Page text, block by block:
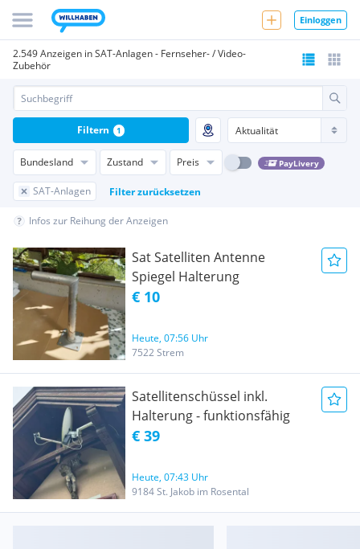
Einloggen
2.549 Anzeigen in SAT-Anlagen - Fernseher- / Video-
Zubehör
Bundesland Zustand Preis PayLivery
SAT-Anlagen Filter zurücksetzen
Filtern 1
Infos zur Reihung der Anzeigen
Sat Satelliten Antenne
Spiegel Halterung
€ 10
Heute, 07:56 Uhr
7522 Strem
Satellitenschüssel inkl.
Halterung - funktionsfähig
€ 39
Heute, 07:43 Uhr
9184 St. Jakob im Rosental